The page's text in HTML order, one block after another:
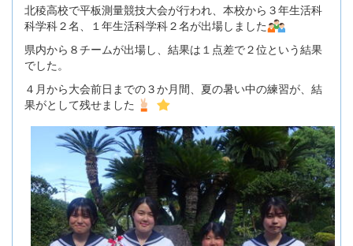
北稜高校で平板測量競技大会が行われ、本校から３年生活科
科学科２名、１年生活科学科２名が出場しました
県内から８チームが出場し、結果は１点差で２位という結果
でした。
４月から大会前日までの３か月間、夏の暑い中の練習が、結
果がとして残せました